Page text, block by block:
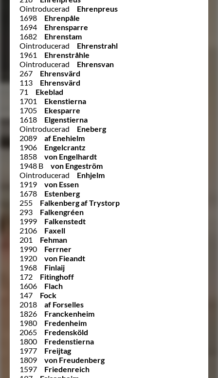
Ointroducerad
Ehrenpreus
1698
Ehrenpåle
1694
Ehrensparre
1682
Ehrenstam
Ointroducerad
Ehrenstrahl
1961
Ehrenstråhle
Ointroducerad
Ehrensvan
267
Ehrensvärd
113
Ehrensvärd
71
Ekeblad
1701
Ekenstierna
1705
Ekesparre
1618
Elgenstierna
Ointroducerad
Eneberg
2089
af Enehielm
1906
Engelcrantz
1858
von Engelhardt
1948 B
von Engeström
Ointroducerad
Enhjelm
1919
von Essen
1678
Estenberg
255
Falkenberg af Trystorp
293
Falkengréen
1999
Falkenstedt
2106
Faxell
201
Fehman
1990
Ferrner
1920
von Fieandt
1968
Finlaij
172
Fitinghoff
1606
Flach
147
Fock
2018
af Forselles
1826
Franckenheim
1980
Fredenheim
2065
Fredensköld
1800
Fredenstierna
1977
Freijtag
1809
von Freudenberg
1597
Friedenreich